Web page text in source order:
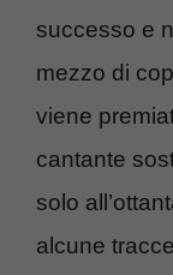
successo e
mezzo di
viene
cantante
solo
alcune